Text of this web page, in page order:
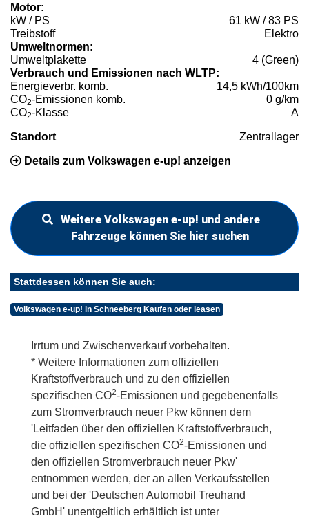
Motor:
kW / PS
61 kW / 83 PS
Treibstoff
Elektro
Umweltnormen:
Umweltplakette
4 (Green)
Verbrauch und Emissionen nach WLTP:
Energieverbr. komb.
14,5 kWh/100km
CO2-Emissionen komb.
0 g/km
CO2-Klasse A
Standort Zentrallager
Details zum Volkswagen e-up! anzeigen
Weitere Volkswagen e-up! und andere
Fahrzeuge können Sie hier suchen
Stattdessen können Sie auch:
Volkswagen e-up! in Schneeberg Kaufen oder leasen
Irrtum und Zwischenverkauf vorbehalten.
* Weitere Informationen zum offiziellen
Kraftstoffverbrauch und zu den offiziellen
spezifischen CO2-Emissionen und gegebenenfalls
zum Stromverbrauch neuer Pkw können dem
'Leitfaden über den offiziellen Kraftstoffverbrauch,
die offiziellen spezifischen CO2-Emissionen und
den offiziellen Stromverbrauch neuer Pkw'
entnommen werden, der an allen Verkaufsstellen
und bei der 'Deutschen Automobil Treuhand
GmbH' unentgeltlich erhältlich ist unter